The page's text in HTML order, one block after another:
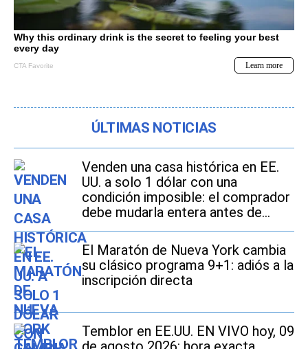
ÚLTIMAS NOTICIAS
Venden una casa histórica en EE.
UU. a solo 1 dólar con una
condición imposible: el comprador
debe mudarla entera antes de
2027
El Maratón de Nueva York cambia
su clásico programa 9+1: adiós a la
inscripción directa
Temblor en EE.UU. EN VIVO hoy, 09